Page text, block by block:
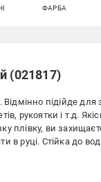
ФАРБА
(021817)
підійде для
рукоятки і т.д.
плівку, ви
в руці. Стійка до